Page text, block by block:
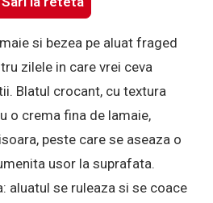
si bezea pe aluat fraged
zilele in care vrei ceva
Blatul crocant, cu textura
o crema fina de lamaie,
peste care se aseaza o
usor la suprafata.
aluatul se ruleaza si se coace